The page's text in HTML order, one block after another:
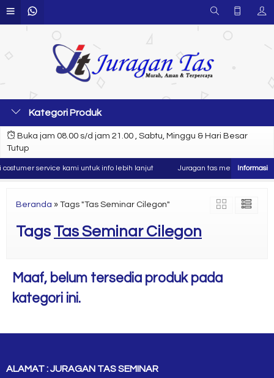
Kategori Produk
Buka jam 08.00 s/d jam 21.00 , Sabtu, Minggu & Hari Besar
Tutup
service kami untuk info lebih lanjut Juragan tas merupakan
Beranda » Tags "Tas Seminar Cilegon"
Tags Tas Seminar Cilegon
Maaf, belum tersedia produk pada
kategori ini.
ALAMAT : JURAGAN TAS SEMINAR